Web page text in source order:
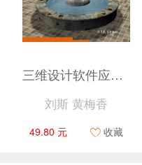
三维设计软件应用——3ds Max经典案例(第3版)
刘斯 黄梅香
49.80 元 收藏